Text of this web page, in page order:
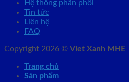
Hệ thống phân phối
Tin tức
Liên hệ
FAQ
Copyright 2026 © Viet Xanh MHE
Trang chủ
Sản phẩm